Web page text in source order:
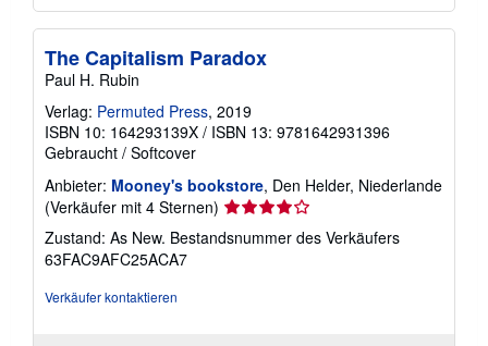
The Capitalism Paradox
Paul H. Rubin
Verlag: Permuted Press, 2019
ISBN 10: 164293139X / ISBN 13: 9781642931396
Gebraucht / Softcover
Anbieter: Mooney's bookstore, Den Helder, Niederlande
(Verkäufer mit 4 Sternen) Verkäuferbewertung
4
von
Zustand: As New. Bestandsnummer des Verkäufers
63FAC9AFC25ACA7
Verkäufer kontaktieren